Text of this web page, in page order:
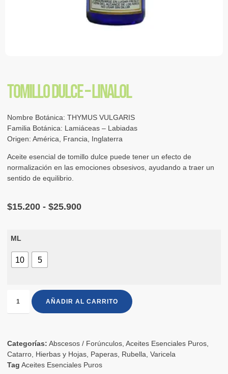
TOMILLO DULCE – LINALOL
Nombre Botánica: THYMUS VULGARIS
Familia Botánica: Lamiáceas – Labiadas
Origen: América, Francia, Inglaterra
Aceite esencial de tomillo dulce puede tener un efecto de
normalización en las emociones obsesivos, ayudando a traer un
sentido de equilibrio.
$15.200 - $25.900
ML
10 5
AÑADIR AL CARRITO
Categorías: Abscesos / Forúnculos Aceites Esenciales Puros
Catarro Hierbas y Hojas Paperas Rubella Varicela
Tag Aceites Esenciales Puros